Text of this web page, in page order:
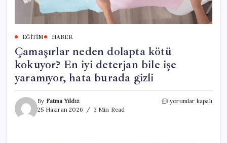
EĞITIM HABER
Çamaşırlar neden dolapta kötü
kokuyor? En iyi deterjan bile işe
yaramıyor, hata burada gizli
By Fatma Yıldız
25 Haziran 2026
3 Min Read
Çamaşırlar
yorumlar kapalı